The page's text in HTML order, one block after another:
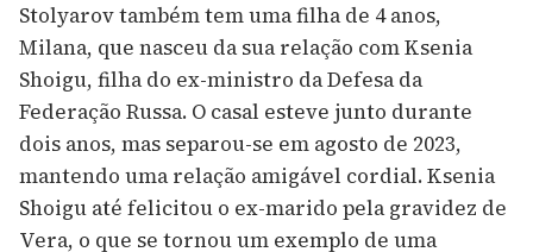
Stolyarov também tem uma filha de 4 anos,
Milana, que nasceu da sua relação com Ksenia
Shoigu, filha do ex-ministro da Defesa da
Federação Russa. O casal esteve junto durante
dois anos, mas separou-se em agosto de 2023,
mantendo uma relação amigável cordial. Ksenia
Shoigu até felicitou o ex-marido pela gravidez de
Vera, o que se tornou um exemplo de uma